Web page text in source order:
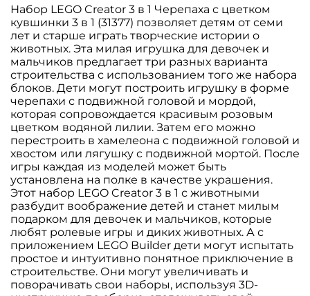
Набор LEGO Creator 3 в 1 Черепаха с цветком
кувшинки 3 в 1 (31377) позволяет детям от семи
лет и старше играть творческие истории о
животных. Эта милая игрушка для девочек и
мальчиков предлагает три разных варианта
строительства с использованием того же набора
блоков. Дети могут построить игрушку в форме
черепахи с подвижной головой и мордой,
которая сопровождается красивым розовым
цветком водяной лилии. Затем его можно
перестроить в хамелеона с подвижной головой и
хвостом или лягушку с подвижной мортой. После
игры каждая из моделей может быть
установлена на полке в качестве украшения.
Этот набор LEGO Creator 3 в 1 с животными
разбудит воображение детей и станет милым
подарком для девочек и мальчиков, которые
любят ролевые игры и диких животных. А с
приложением LEGO Builder дети могут испытать
простое и интуитивно понятное приключение в
строительстве. Они могут увеличивать и
поворачивать свои наборы, используя 3D-